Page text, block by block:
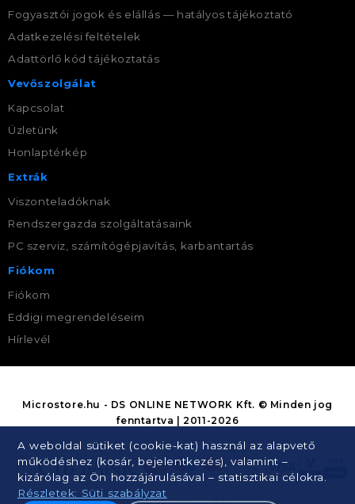
Fogyasztói jogok és elállás — hatályos tájékoztató
Adatkezelési feltételek
Adattörlő kód tájékoztatás
Vevőszolgálat
Kapcsolat
Üzletünk
Honlaptérkép
Extrák
Viszonteladóknak
Rendszergazda szolgáltatásaink
PC szerviz, számítógépjavítás, karbantartás
Fiókom
Fiókom
Eddigi megrendeléseim
Hírlevél
A weboldal sütiket (cookie-kat) használ az alapvető
működéshez (kosár, bejelentkezés), valamint –
kizárólag az Ön hozzájárulásával – statisztikai célokra.
Részletek: Süti szabályzat
Microstore.hu - DS ONLINE NETWORK Kft. © Minden jog
fenntartva | 2011-2026